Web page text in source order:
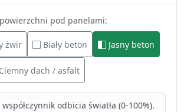
pod panelami:
żwir Biały beton Jasny beton
Ciemny dach / asfalt
odbicia światła (0-100%).